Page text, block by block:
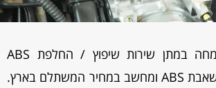
מנועי היבואן מתמחה במתן שירות שיפוץ / החלפת ABS
לאאודי S8 כולל משאבת ABS ומחשב במחיר המשתלם בארץ.